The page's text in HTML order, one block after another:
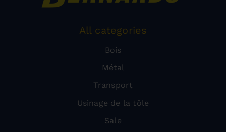
All categories
Bois
Métal
Transport
Usinage de la tôle
Sale